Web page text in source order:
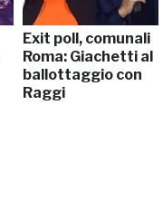
Exit poll, comunali
Roma: Giachetti al
ballottaggio con
Raggi